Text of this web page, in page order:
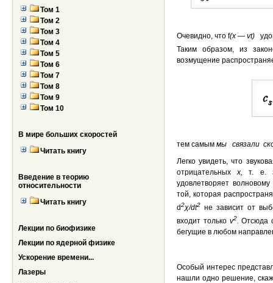
Том 1
Том 2
Том 3
Том 4
Том 5
Том 6
Том 7
Том 8
Том 9
Том 10
В мире больших скоростей
Читать книгу
Введение в теорию
относительности
Читать книгу
Лекции по биофизике
Лекции по ядерной физике
Ускорение времени...
Лазеры
Очевидно, что f(х — vt)
Таким образом, из
возмущение
тем самым мы связали
Легко увидеть, что
отрицательныхх,т. е.
удовлетворяет
той, которая
d2χ/dt2 не зависит от
входит только v2.Отсюда
бегущие в любом
Особый интерес
нашли одно решение,